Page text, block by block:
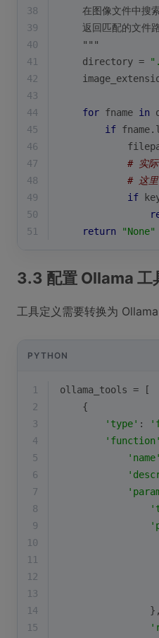
38
在图像文件中搜
39
返回匹配的文件
40
    """
41
    directory =
42
43
44
for fname in
45
if
46
47
# 实际
48
# 这里
49
if
50
51
return "None"
3.3 配置 Ollama 工
工具定义需要转换为
PYTHON
1
ollama_tools = [
2
    {
3
'type' :
4
'function'
5
'name'
6
7
8
9
10
11
12
13
14
                },
15